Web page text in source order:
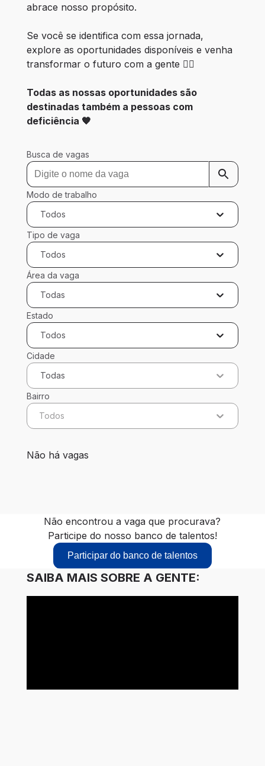
abrace nosso propósito.
Se você se identifica com essa jornada,
explore as oportunidades disponíveis e venha
transformar o futuro com a gente 👇🏾
Todas as nossas oportunidades são
destinadas também a pessoas com
deficiência 🧡
Busca de vagas
Modo de trabalho
Todos
Tipo de vaga
Todos
Área da vaga
Todas
Estado
Todos
Cidade
Todas
Bairro
Todos
0 vagas encontradas para 0 filtros aplicados
Não há vagas
Não encontrou a vaga que procurava?
Participe do nosso banco de talentos!
Participar do banco de talentos
SAIBA MAIS SOBRE A GENTE: